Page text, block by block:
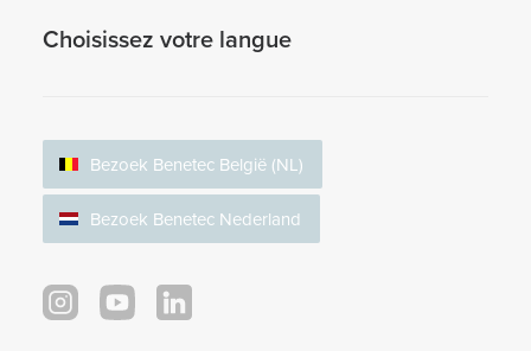
Choisissez votre langue
Bezoek Benetec België (NL)
Bezoek Benetec Nederland